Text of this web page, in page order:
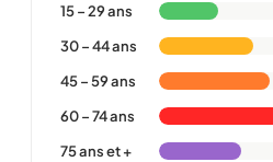
15 – 29 ans
30 – 44 ans
45 – 59 ans
60 – 74 ans
75 ans et +